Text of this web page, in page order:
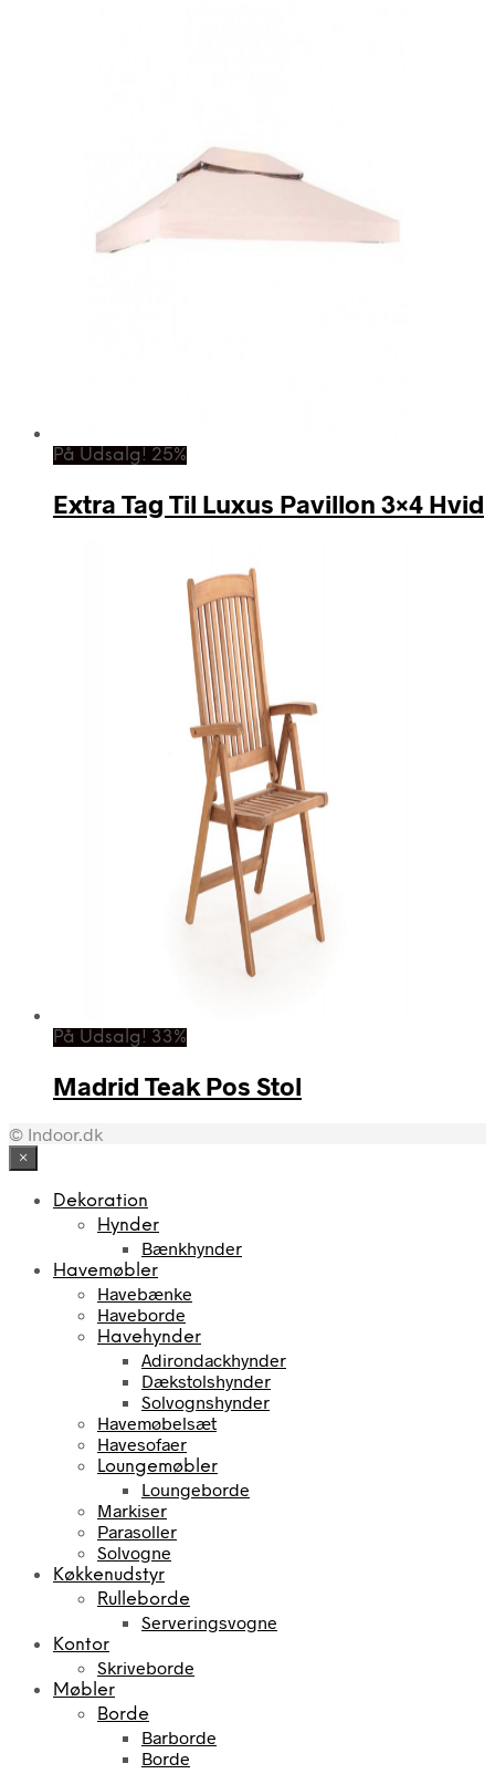
På Udsalg! 25%
Extra Tag Til Luxus Pavillon 3×4 Hvid
På Udsalg! 33%
Madrid Teak Pos Stol
© Indoor.dk
×
Dekoration
Hynder
Bænkhynder
Havemøbler
Havebænke
Haveborde
Havehynder
Adirondackhynder
Dækstolshynder
Solvognshynder
Havemøbelsæt
Havesofaer
Loungemøbler
Loungeborde
Markiser
Parasoller
Solvogne
Køkkenudstyr
Rulleborde
Serveringsvogne
Kontor
Skriveborde
Møbler
Borde
Barborde
Borde